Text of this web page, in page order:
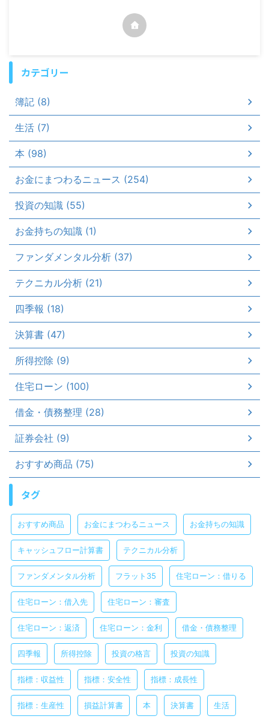
カテゴリー
簿記 (8)
生活 (7)
本 (98)
お金にまつわるニュース (254)
投資の知識 (55)
お金持ちの知識 (1)
ファンダメンタル分析 (37)
テクニカル分析 (21)
四季報 (18)
決算書 (47)
所得控除 (9)
住宅ローン (100)
借金・債務整理 (28)
証券会社 (9)
おすすめ商品 (75)
タグ
おすすめ商品 お金にまつわるニュース お金持ちの知識
キャッシュフロー計算書 テクニカル分析
ファンダメンタル分析 フラット35 住宅ローン：借りる
住宅ローン：借入先 住宅ローン：審査
住宅ローン：返済 住宅ローン：金利 借金・債務整理
四季報 所得控除 投資の格言 投資の知識
指標：収益性 指標：安全性 指標：成長性
指標：生産性 損益計算書 本 決算書 生活